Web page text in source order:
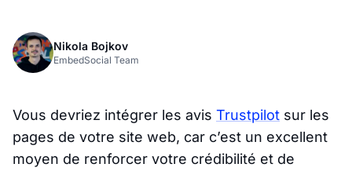
Nikola Bojkov
EmbedSocial Team
Vous devriez intégrer les avis Trustpilot sur les
pages de votre site web, car c’est un excellent
moyen de renforcer votre crédibilité et de